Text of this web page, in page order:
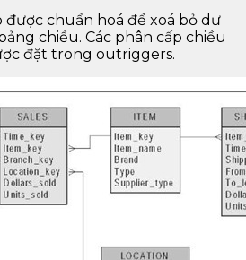
được chuẩn hoá để xoá bỏ dư
chiều. Các phân cấp chiều
đặt trong outriggers.